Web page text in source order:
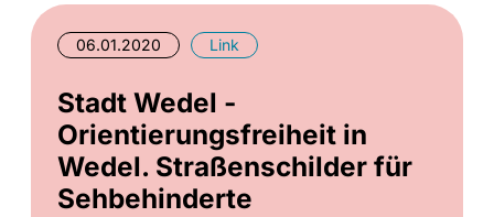
06.01.2020 Link
Stadt Wedel -
Orientierungsfreiheit in
Wedel. Straßenschilder für
Sehbehinderte